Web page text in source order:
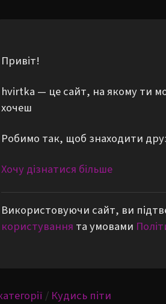
Привіт!
hvirtka — це сайт, на якому ти
хочеш
Робимо так, щоб знаходити
Хочу дізнатися більше
Використовуючи сайт, ви
користування та умовами
/ Кудись піти